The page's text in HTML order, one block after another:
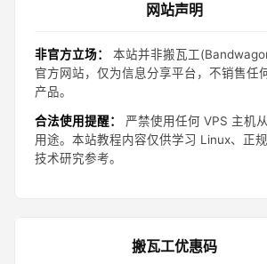
网站声明
非官方立场：
本站并非搬瓦工
官方网站，仅为信息分享平台，不销售任
产品。
合法使用提醒：
严禁使用任何 VPS 主机
用途。本站教程内容仅供学习 Linux、正
技术研究参考。
搬瓦工优惠码